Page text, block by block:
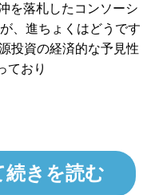
を落札したコンソーシ
、進ちょくはどうです
投資の経済的な予見性
ており
続きを読む